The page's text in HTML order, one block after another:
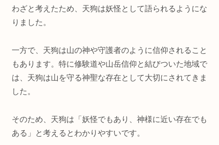
わざと考えたため、天狗は妖怪として語られるようにな
りました。
一方で、天狗は山の神や守護者のように信仰されること
もあります。特に修験道や山岳信仰と結びついた地域で
は、天狗は山を守る神聖な存在として大切にされてきま
した。
そのため、天狗は「妖怪でもあり、神様に近い存在でも
ある」と考えるとわかりやすいです。